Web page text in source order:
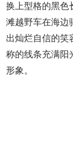
换上型格的黑色
滩越野车在海边
出灿烂自信的笑
称的线条充满阳
形象。